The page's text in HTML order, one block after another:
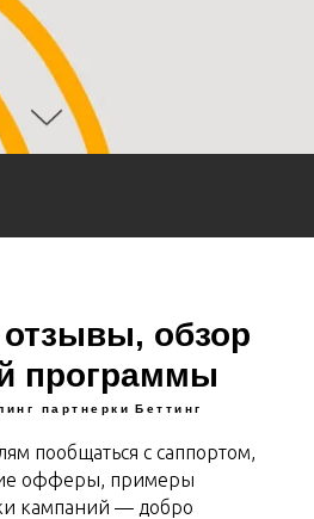
отзывы, обзор
программы
партнерки Беттинг
пообщаться с саппортом,
офферы, примеры
кампаний — добро